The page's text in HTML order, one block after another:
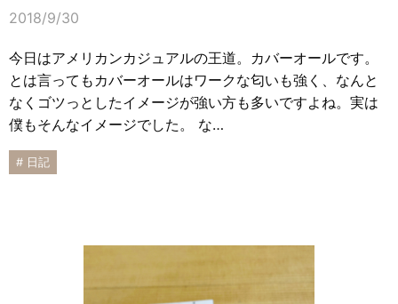
2018/9/30
今日はアメリカンカジュアルの王道。カバーオールです。
とは言ってもカバーオールはワークな匂いも強く、なんと
なくゴツっとしたイメージが強い方も多いですよね。実は
僕もそんなイメージでした。 な…
# 日記